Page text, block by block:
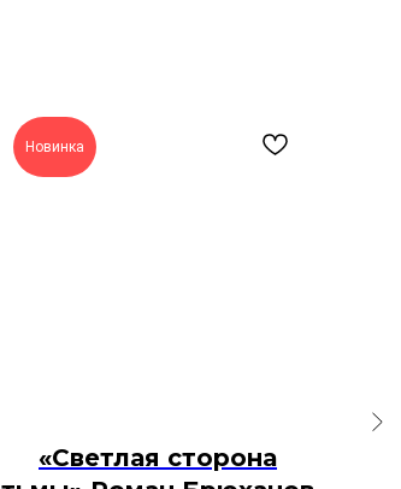
Новинка
«Светлая сторона